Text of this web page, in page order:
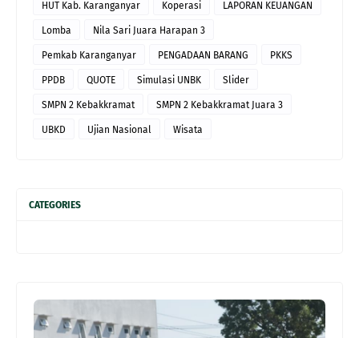
HUT Kab. Karanganyar Koperasi LAPORAN KEUANGAN
Lomba Nila Sari Juara Harapan 3
Pemkab Karanganyar PENGADAAN BARANG PKKS
PPDB QUOTE Simulasi UNBK Slider
SMPN 2 Kebakkramat SMPN 2 Kebakkramat Juara 3
UBKD Ujian Nasional Wisata
CATEGORIES